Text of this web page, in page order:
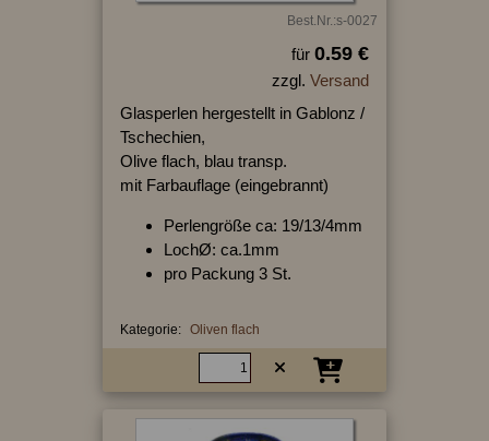
Best.Nr.:s-0027
für 0.59 €
zzgl. Versand
Glasperlen hergestellt in Gablonz /
Tschechien,
Olive flach, blau transp.
mit Farbauflage (eingebrannt)
Perlengröße ca: 19/13/4mm
LochØ: ca.1mm
pro Packung 3 St.
Kategorie: Oliven flach